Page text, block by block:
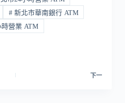
#新北市華南銀行 ATM
營業 ATM
下一